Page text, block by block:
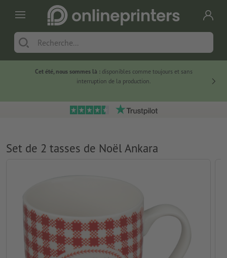
Cet été, nous sommes là :disponibles comme toujours et sans
interruption de la production.
Set de 2 tasses de Noël Ankara